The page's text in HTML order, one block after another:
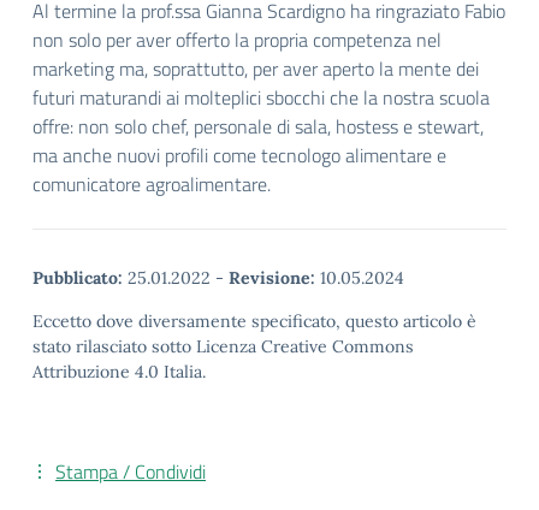
Al termine la prof.ssa Gianna Scardigno ha ringraziato Fabio
non solo per aver offerto la propria competenza nel
marketing ma, soprattutto, per aver aperto la mente dei
futuri maturandi ai molteplici sbocchi che la nostra scuola
offre: non solo chef, personale di sala, hostess e stewart,
ma anche nuovi profili come tecnologo alimentare e
comunicatore agroalimentare.
Pubblicato: 25.01.2022 - Revisione: 10.05.2024
Eccetto dove diversamente specificato, questo articolo è
stato rilasciato sotto Licenza Creative Commons
Attribuzione 4.0 Italia.
Stampa / Condividi